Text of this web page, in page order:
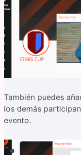
También puedes
los demás
evento.